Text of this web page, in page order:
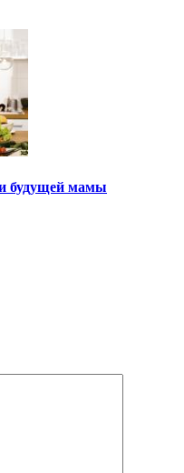
будущей мамы